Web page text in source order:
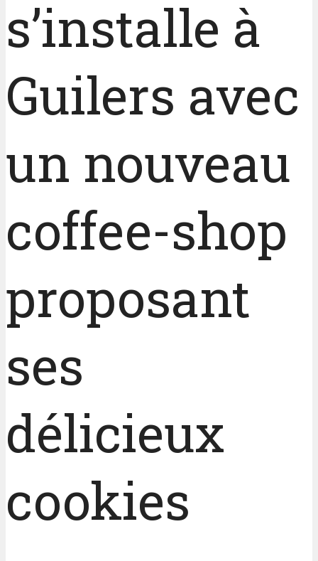
s’installe à
Guilers avec
un nouveau
coffee-shop
proposant
ses
délicieux
cookies